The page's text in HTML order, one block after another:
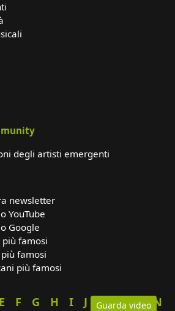
Guarda video
degli artisti emergenti
newsletter
YouTube
Google
famosi
famosi
più famosi
E F G H I J K L M N